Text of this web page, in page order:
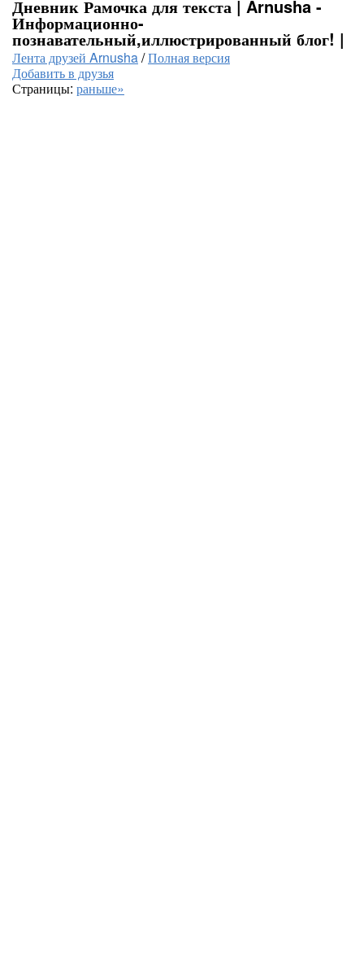
Дневник Рамочка для текста | Arnusha -
Информационно-
познавательный,иллюстрированный блог! |
Лента друзей Arnusha/Полная версия
Добавить в друзья
Страницы: раньше»